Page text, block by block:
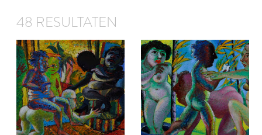
48 RESULTATEN